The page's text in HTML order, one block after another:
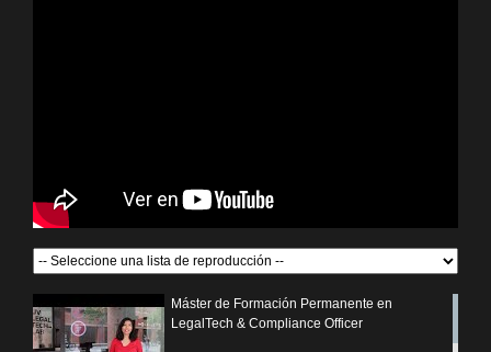
Máster de Formación Permanente en
LegalTech & Compliance Officer